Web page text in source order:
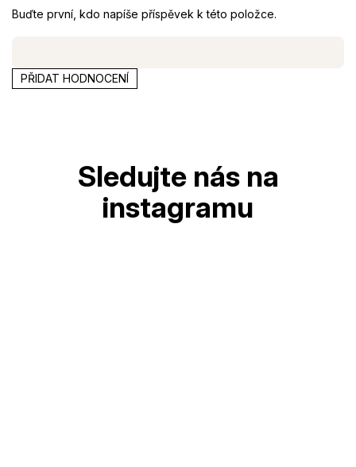
Buďte první, kdo napíše příspěvek k této položce.
PŘIDAT HODNOCENÍ